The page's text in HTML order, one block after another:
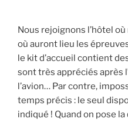
Nous rejoignons l’hôtel
où auront lieu les
le kit d’accueil contient
sont très appréciés après
l’avion… Par contre,
temps précis : le seul
indiqué ! Quand on pose